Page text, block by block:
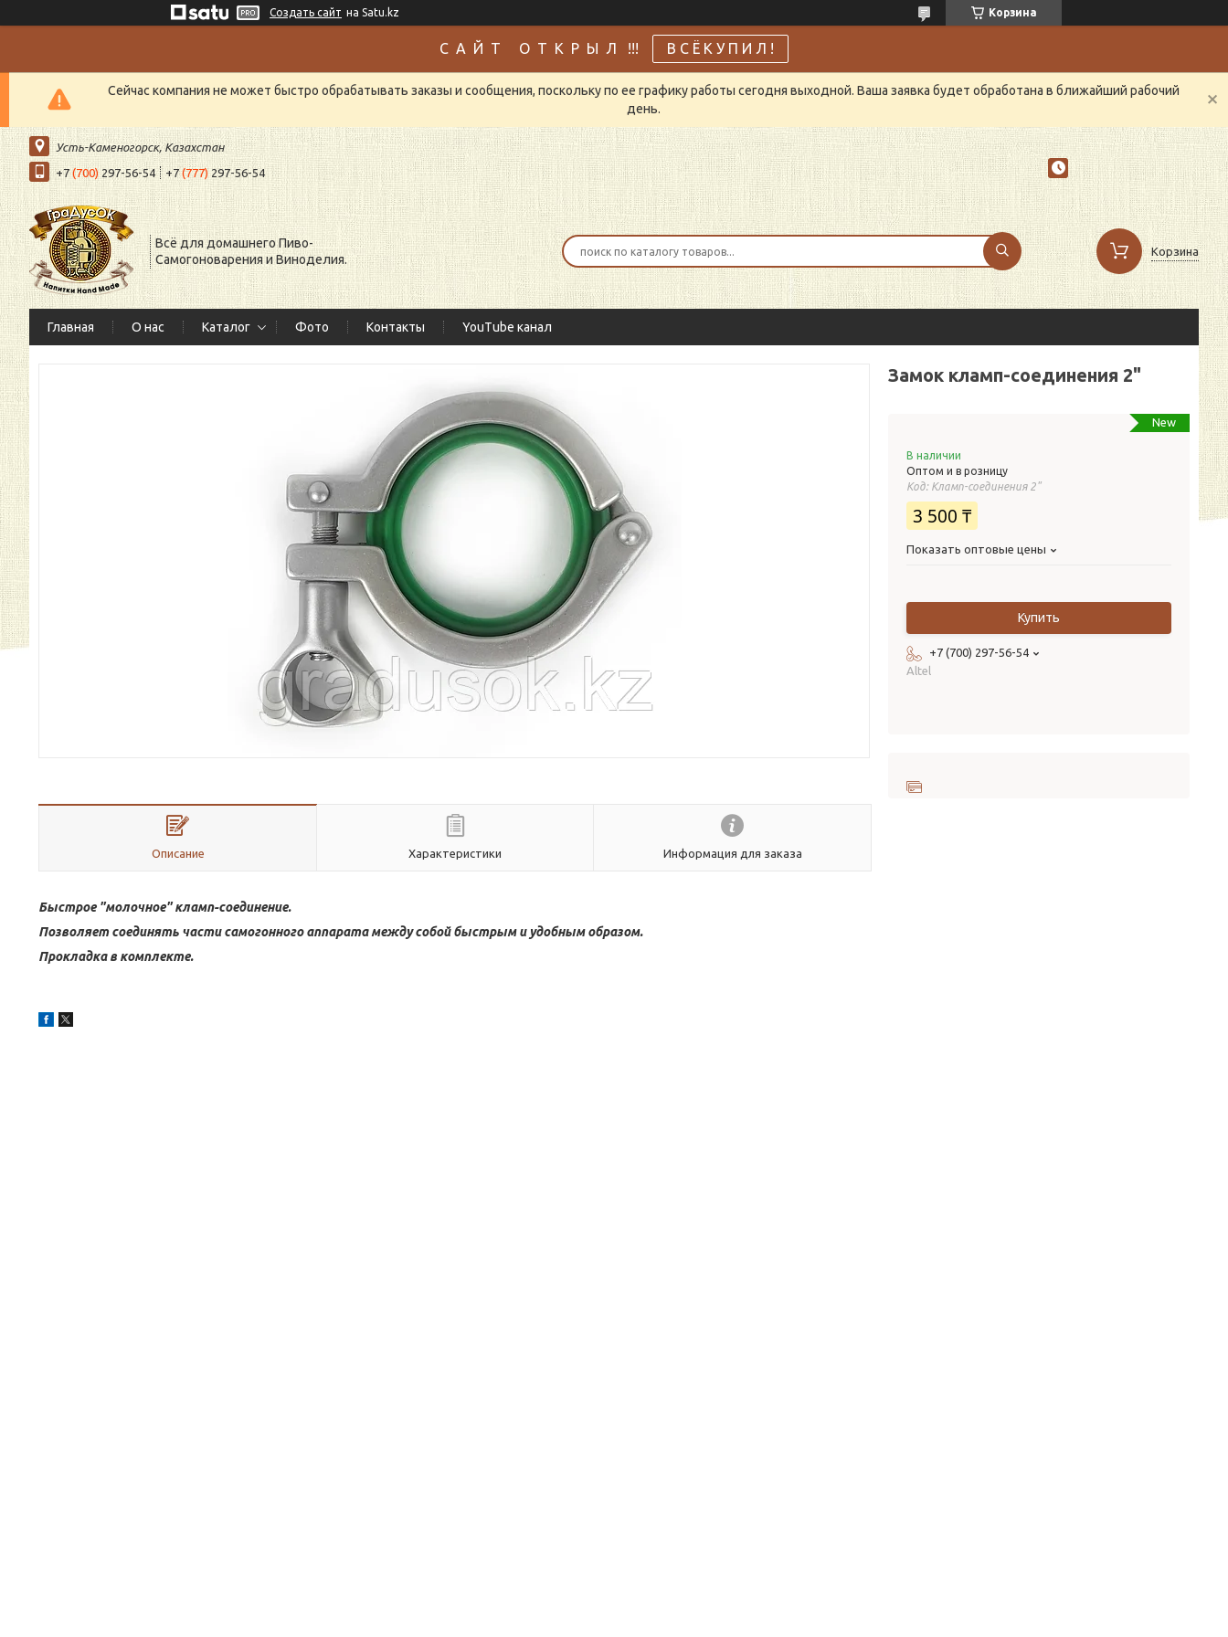
Создать сайт на Satu.kz Корзина
С А Й Т О Т К Р Ы Л !!! В С Ё К У П И Л !
Сейчас компания не может быстро обрабатывать заказы и сообщения, поскольку по ее графику работы сегодня выходной. Ваша заявка будет обработана в ближайший рабочий
день.
Усть-Каменогорск, Казахстан
+7(700) 297-56-54 +7(777) 297-56-54
Всё для домашнего Пиво-
Самогоноварения и Виноделия.
Корзина
Главная О нас Каталог Фото Контакты YouTube канал
Описание Характеристики Информация для заказа
Быстрое "молочное" кламп-соединение.
Позволяет соединять части самогонного аппарата между собой быстрым и удобным образом.
Прокладка в комплекте.
Замок кламп-соединения 2"
New
В наличии
Оптом и в розницу
Код: Кламп-соединения 2"
3 500 ₸
Показать оптовые цены
Купить
+7 (700) 297-56-54
Altel